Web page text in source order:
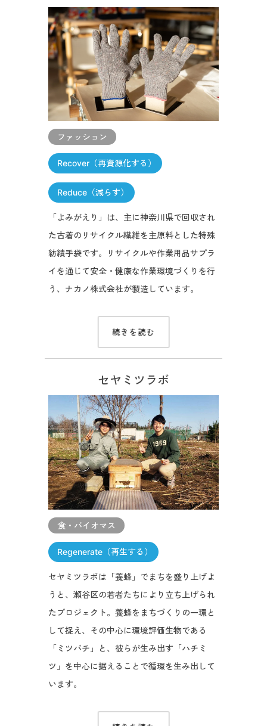
ファッション
Recover（再資源化する）
Reduce（減らす）
「よみがえり」は、主に神奈川県で回収され
た古着のリサイクル繊維を主原料とした特殊
紡績手袋です。リサイクルや作業用品サプラ
イを通じて安全・健康な作業環境づくりを行
う、ナカノ株式会社が製造しています。
続きを読む
セヤミツラボ
食・バイオマス
Regenerate（再生する）
セヤミツラボは「養蜂」でまちを盛り上げよ
うと、瀬谷区の若者たちにより立ち上げられ
たプロジェクト。養蜂をまちづくりの一環と
して捉え、その中心に環境評価生物である
「ミツバチ」と、彼らが生み出す「ハチミ
ツ」を中心に据えることで循環を生み出して
います。